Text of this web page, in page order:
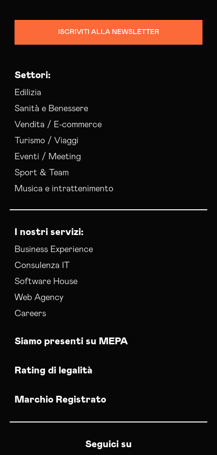
ISCRIVITI ALLA NEWSLETTER
Settori:
Edilizia
Sanità e Benessere
Vendita / E-commerce
Turismo / Viaggi
Eventi / Meeting
Sport & Team
Musica e intrattenimento
I nostri servizi:
Business Experience
Consulenza IT
Software House
Web Agency
Careers
Siamo presenti su MEPA
Rating di legalità
Marchio Registrato
Seguici su